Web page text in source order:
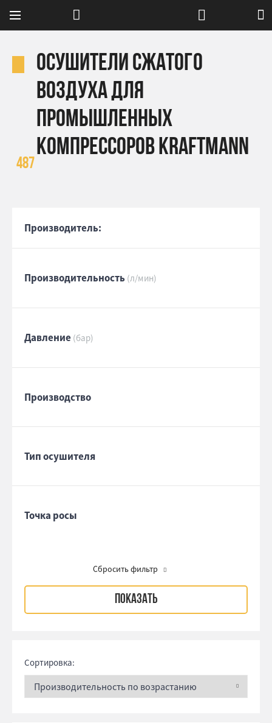
Осушители сжатого
воздуха для
промышленных
компрессоров Kraftmann
487
Производитель:
Производительность (л/мин)
Давление (бар)
Производство
Тип осушителя
Точка росы
Сбросить фильтр
Сортировка: